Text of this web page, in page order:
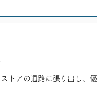
トアの通路に張り出し、優